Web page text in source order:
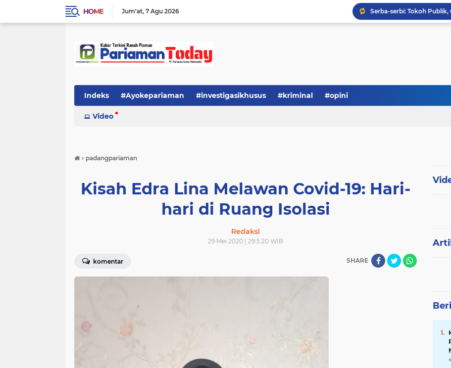
HOME Jum'at 7 Agu 2026
Serba-serbi: Tokoh Publik,
Indeks #Ayokepariaman #investigasikhusus #kriminal #opini
Video
› padangpariaman
Kisah Edra Lina Melawan Covid-19: Hari-
hari di Ruang Isolasi
Redaksi
29 Mei 2020 | 29.5.20 WIB
komentar SHARE